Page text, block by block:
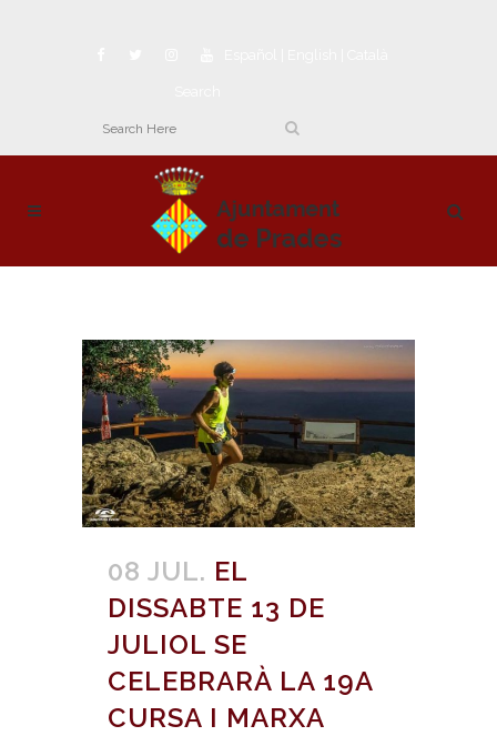
08 JUL. EL
DISSABTE 13 DE
JULIOL SE
CELEBRARÀ LA 19A
CURSA I MARXA